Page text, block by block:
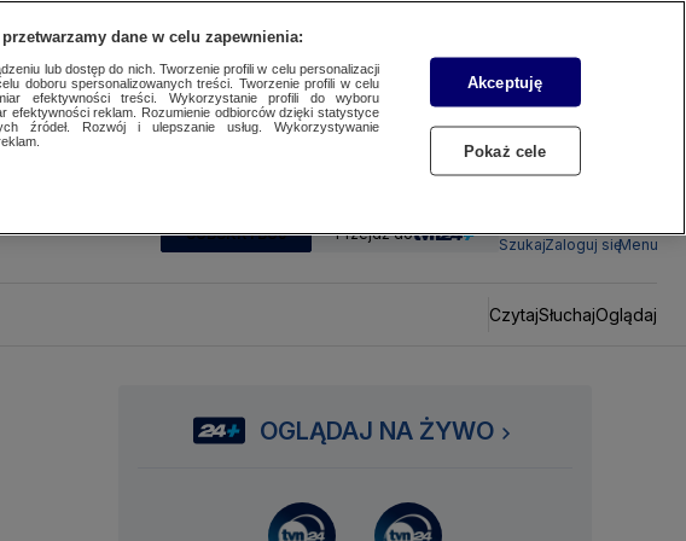
SUBSKRYBUJ Przejdź do
SzukajZaloguj sięMenu
CzytajSłuchajOglądaj
OGLĄDAJ NA ŻYWO
dane w celu zapewnienia:
lub dostęp do nich. Tworzenie profili w celu personalizacji
doboru spersonalizowanych treści. Tworzenie profili w celu
efektywności treści. Wykorzystanie profili do wyboru
efektywności reklam. Rozumienie odbiorców dzięki statystyce
źródeł. Rozwój i ulepszanie usług. Wykorzystywanie
Akceptuję
Pokaż cele